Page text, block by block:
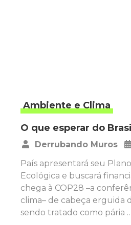
Ambiente e Clima
O que esperar do
Derrubando Muros
País apresentará seu
Ecológica e buscará
chega à COP28 –a
clima– de cabeça erguida
sendo tratado como pária